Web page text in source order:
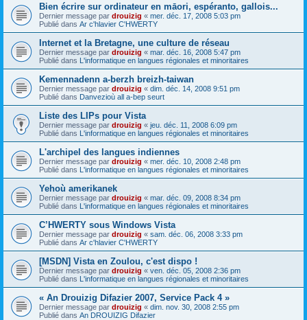
Bien écrire sur ordinateur en māori, espéranto, gallois...
Dernier message par drouizig « mer. déc. 17, 2008 5:03 pm
Publié dans Ar c'hlavier C'HWERTY
Internet et la Bretagne, une culture de réseau
Dernier message par drouizig « mar. déc. 16, 2008 5:47 pm
Publié dans L'informatique en langues régionales et minoritaires
Kemennadenn a-berzh breizh-taiwan
Dernier message par drouizig « dim. déc. 14, 2008 9:51 pm
Publié dans Danvezioù all a-bep seurt
Liste des LIPs pour Vista
Dernier message par drouizig « jeu. déc. 11, 2008 6:09 pm
Publié dans L'informatique en langues régionales et minoritaires
L'archipel des langues indiennes
Dernier message par drouizig « mer. déc. 10, 2008 2:48 pm
Publié dans L'informatique en langues régionales et minoritaires
Yehoù amerikanek
Dernier message par drouizig « mar. déc. 09, 2008 8:34 pm
Publié dans L'informatique en langues régionales et minoritaires
C’HWERTY sous Windows Vista
Dernier message par drouizig « sam. déc. 06, 2008 3:33 pm
Publié dans Ar c'hlavier C'HWERTY
[MSDN] Vista en Zoulou, c'est dispo !
Dernier message par drouizig « ven. déc. 05, 2008 2:36 pm
Publié dans L'informatique en langues régionales et minoritaires
« An Drouizig Difazier 2007, Service Pack 4 »
Dernier message par drouizig « dim. nov. 30, 2008 2:55 pm
Publié dans An DROUIZIG Difazier